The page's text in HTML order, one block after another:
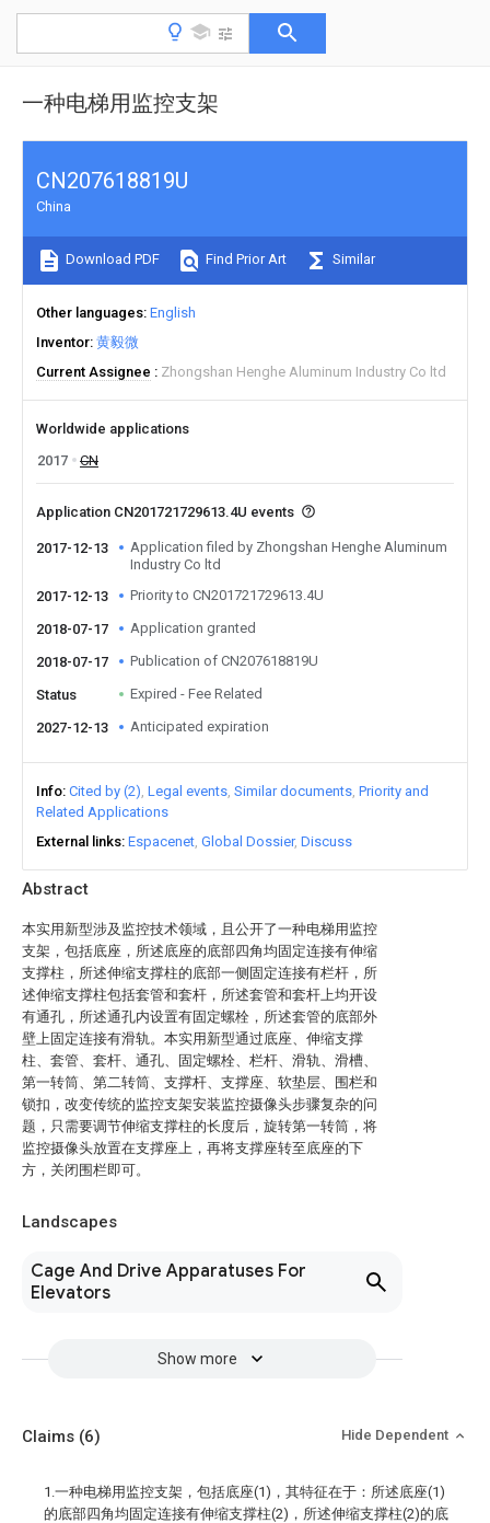
一种电梯用监控支架
Abstract
本实用新型涉及监控技术领域，且公开了一种电梯用监控
支架，包括底座，所述底座的底部四角均固定连接有伸缩
支撑柱，所述伸缩支撑柱的底部一侧固定连接有栏杆，所
述伸缩支撑柱包括套管和套杆，所述套管和套杆上均开设
有通孔，所述通孔内设置有固定螺栓，所述套管的底部外
壁上固定连接有滑轨。本实用新型通过底座、伸缩支撑
柱、套管、套杆、通孔、固定螺栓、栏杆、滑轨、滑槽、
第一转筒、第二转筒、支撑杆、支撑座、软垫层、围栏和
锁扣，改变传统的监控支架安装监控摄像头步骤复杂的问
题，只需要调节伸缩支撑柱的长度后，旋转第一转筒，将
监控摄像头放置在支撑座上，再将支撑座转至底座的下
方，关闭围栏即可。
Landscapes
Cage And Drive Apparatuses For
Elevators
Show more
CN207618819U
China
Download PDF Find Prior Art Similar
Other languages English
Inventor 黄毅微
Current Assignee
Zhongshan Henghe Aluminum Industry Co ltd
Worldwide applications
2017
CN
Application CN201721729613.4U events
2017-12-13
Application filed by Zhongshan Henghe Aluminum
Industry Co ltd
2017-12-13
Priority to CN201721729613.4U
2018-07-17 Application granted
2018-07-17 Publication of CN207618819U
Status Expired - Fee Related
2027-12-13 Anticipated expiration
Info Cited by (2) Legal events Similar documents Priority and
Related Applications
External links Espacenet Global Dossier Discuss
Claims (6) Hide Dependent
1.一种电梯用监控支架，包括底座(1)，其特征在于：所述底座(1)
的底部四角均固定连接有伸缩支撑柱(2)，所述伸缩支撑柱(2)的底